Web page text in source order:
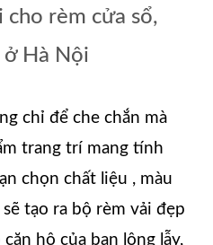
cho rèm cửa sổ,
ở Hà Nội
chỉ để che chắn mà
trang trí mang tính
chọn chất liệu , màu
tạo ra bộ rèm vải đẹp
hộ của bạn lộng lẫy,